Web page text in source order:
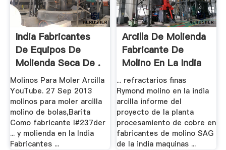
India Fabricantes
De Equipos De
Molienda Seca De .
Molinos Para Moler Arcilla
YouTube. 27 Sep 2013
molinos para moler arcilla
molino de bolas,Barita
Como fabricante l#237der
... y molienda en la India
Fabricantes ...
Arcilla De Molienda
Fabricante De
Molino En La India
... refractarios finas
Rymond molino en la india
arcilla informe del
proyecto de la planta
procesamiento de cobre en
fabricantes de molino SAG
de la india maquinas ...